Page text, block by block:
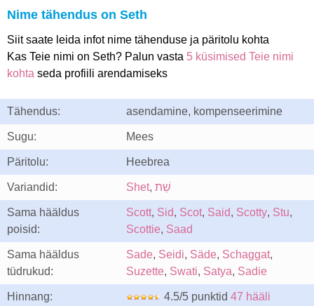
Nime tähendus on Seth
Siit saate leida infot nime tähenduse ja päritolu kohta
Kas Teie nimi on Seth? Palun vasta 5 küsimised Teie nimi
kohta seda profiili arendamiseks
Tähendus: asendamine, kompenseerimine
Sugu: Mees
Päritolu: Heebrea
Variandid: Shet, שֵׁת
Sama hääldus
poisid:
Scott, Sid, Scot, Said, Scotty, Stu,
Scottie, Saad
Sama hääldus
tüdrukud:
Sade, Seidi, Säde, Schaggat,
Suzette, Swati, Satya, Sadie
Hinnang: 4.5/5 punktid 47 hääli